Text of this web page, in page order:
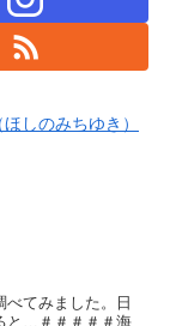
しのみちゆき）
てみました。日
と…＃＃＃＃＃海